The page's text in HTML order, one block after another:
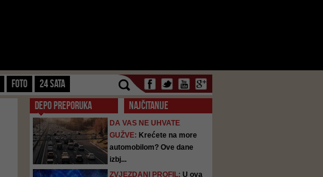
FOTO 24 SATA
DEPO PREPORUKA NAJČITANIJE
DA VAS NE UHVATE
GUŽVE: Krećete na more
automobilom? Ove dane
izbj...
ZVJEZDANI PROFIL: U ova